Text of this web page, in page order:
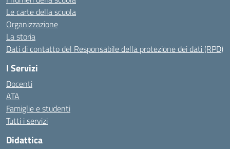
Le carte della scuola
Organizzazione
La storia
Dati di contatto del Responsabile della protezione dei dati (RPD)
I Servizi
Docenti
ATA
Famiglie e studenti
Tutti i servizi
Didattica